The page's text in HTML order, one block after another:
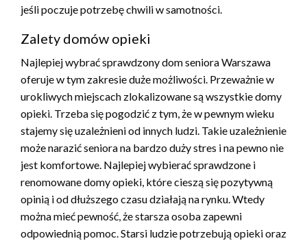
jeśli poczuje potrzebę chwili w samotności.
Zalety domów opieki
Najlepiej wybrać sprawdzony dom seniora Warszawa
oferuje w tym zakresie duże możliwości. Przeważnie w
urokliwych miejscach zlokalizowane są wszystkie domy
opieki. Trzeba się pogodzić z tym, że w pewnym wieku
stajemy się uzależnieni od innych ludzi. Takie uzależnienie
może narazić seniora na bardzo duży stres i na pewno nie
jest komfortowe. Najlepiej wybierać sprawdzone i
renomowane domy opieki, które cieszą się pozytywną
opinią i od dłuższego czasu działają na rynku. Wtedy
można mieć pewność, że starsza osoba zapewni
odpowiednią pomoc. Starsi ludzie potrzebują opieki oraz